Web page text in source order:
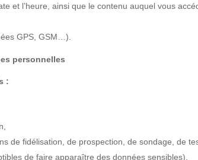
et l’heure, ainsi que le contenu auquel vous
GPS, GSM…).
personnelles
:
de fidélisation, de prospection, de sondage, de
de faire apparaître des données sensibles),